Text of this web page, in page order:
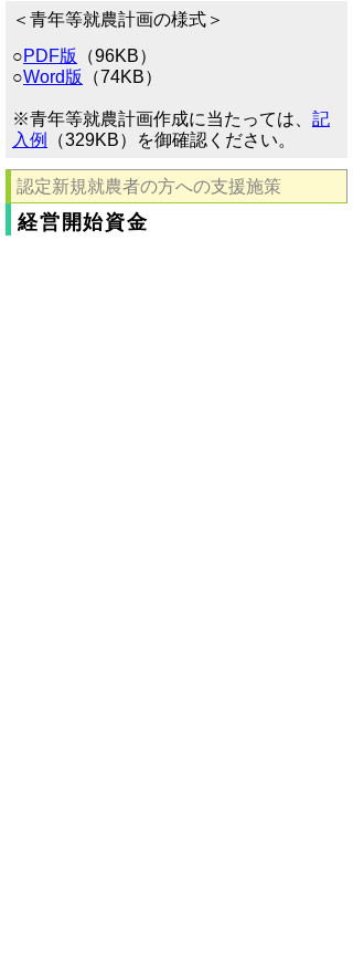
＜青年等就農計画の様式＞
○PDF版
（96KB）
○Word版 （74KB）
※青年等就農計画作成に当たっては、 記
入例
（329KB）を御確認ください。
認定新規就農者の方への支援施策
経営開始資金